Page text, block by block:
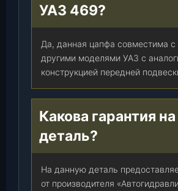
УАЗ 469?
Да, данная цапфа совместима
другими моделями УАЗ с
конструкцией передней
Какова гарантия на
деталь?
На данную деталь
от производителя